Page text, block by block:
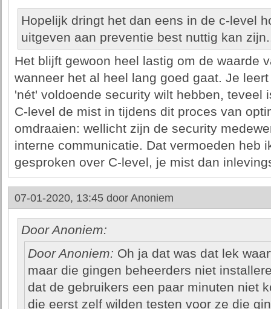
Hopelijk dringt het dan eens in de c-level
uitgeven aan preventie best nuttig kan
Het blijft gewoon heel lastig om de waarde
wanneer het al heel lang goed gaat. Je
'nét' voldoende security wilt hebben, teveel
C-level de mist in tijdens dit proces van
omdraaien: wellicht zijn de security
interne communicatie. Dat vermoeden heb
gesproken over C-level, je mist dan
07-01-2020, 13:45 door Anoniem
Door Anoniem:
Door Anoniem: Oh ja dat was dat lek
maar die gingen beheerders niet
dat de gebruikers een paar minuten niet
die eerst zelf wilden testen voor ze die